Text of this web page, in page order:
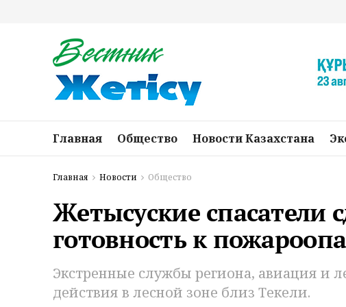
Главная Общество Новости Казахстана
Главная Новости Общество
Жетысуские спасатели
готовность к
Экстренные службы региона, авиация и
действия в лесной зоне близ Текели.